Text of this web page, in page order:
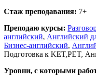
Стаж преподавания: 7+
Преподаю курсы:
английский, Английский
Бизнес-английский,
Подготовка к KET,PET,
Уровни, с которыми